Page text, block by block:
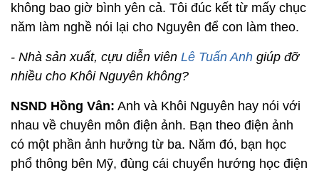
không bao giờ bình yên cả. Tôi đúc kết từ mấy chục
năm làm nghề nói lại cho Nguyên để con làm theo.
- Nhà sản xuất, cựu diễn viên Lê Tuấn Anh giúp đỡ
nhiều cho Khôi Nguyên không?
NSND Hồng Vân: Anh và Khôi Nguyên hay nói với
nhau về chuyên môn điện ảnh. Bạn theo điện ảnh
có một phần ảnh hưởng từ ba. Năm đó, bạn học
phổ thông bên Mỹ, đùng cái chuyển hướng học điện